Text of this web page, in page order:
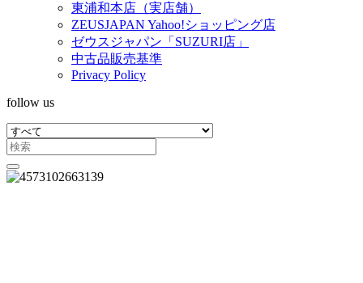
東浦和本店（実店舗）
ZEUSJAPAN Yahoo!ショッピング店
ゼウスジャパン「SUZURI店」
中古品販売基準
Privacy Policy
follow us